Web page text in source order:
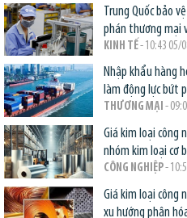
Trung Quốc bảo
phán thương mại
KINH TẾ- 10:43 05/
Nhập khẩu hàng
làm động lực bứt
THƯƠNG MẠI -
Giá kim loại công
nhóm kim loại cơ
CÔNG NGHIỆP-
Giá kim loại công
xu hướng phân